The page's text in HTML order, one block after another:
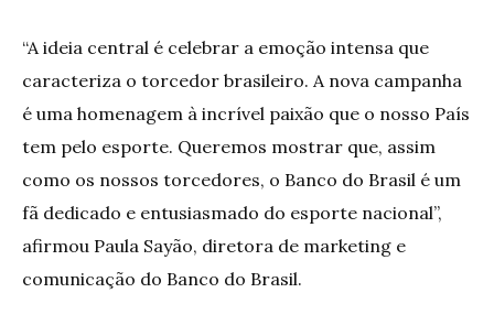
“A ideia central é celebrar a emoção intensa que
caracteriza o torcedor brasileiro. A nova campanha
é uma homenagem à incrível paixão que o nosso País
tem pelo esporte. Queremos mostrar que, assim
como os nossos torcedores, o Banco do Brasil é um
fã dedicado e entusiasmado do esporte nacional”,
afirmou Paula Sayão, diretora de marketing e
comunicação do Banco do Brasil.